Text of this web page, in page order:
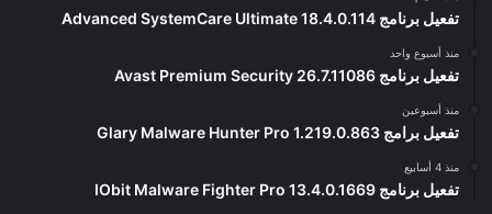
تفعيل برنامج Advanced SystemCare Ultimate 18.4.0.114
منذ أسبوع واحد
تفعيل برنامج Avast Premium Security 26.7.11086
منذ أسبوعين
تفعيل برامج Glary Malware Hunter Pro 1.219.0.863
منذ 4 أسابيع
تفعيل برنامج IObit Malware Fighter Pro 13.4.0.1669